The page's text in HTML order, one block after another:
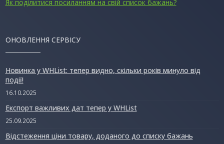
Як поділитися посиланням на свій список бажань?
ОНОВЛЕННЯ СЕРВІСУ
Новинка у WHList: тепер видно, скільки років минуло від
події!
16.10.2025
Експорт важливих дат тепер у WHList
25.09.2025
Відстеження ціни товару, доданого до списку бажань